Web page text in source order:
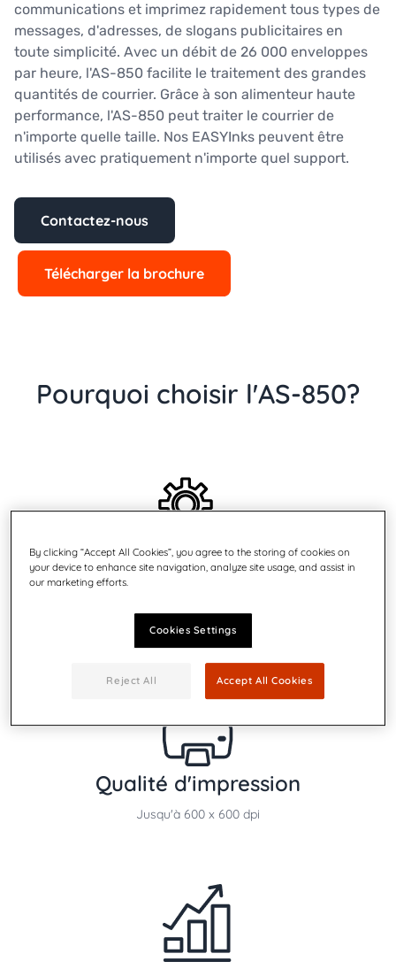
communications et imprimez rapidement tous types de
messages, d'adresses, de slogans publicitaires en
toute simplicité. Avec un débit de 26 000 enveloppes
par heure, l'AS-850 facilite le traitement des grandes
quantités de courrier. Grâce à son alimenteur haute
performance, l'AS-850 peut traiter le courrier de
n'importe quelle taille. Nos EASYInks peuvent être
utilisés avec pratiquement n'importe quel support.
Contactez-nous
Télécharger la brochure
Pourquoi choisir l'AS-850?
Performances
cartes postales par heure
Qualité d'impression
Jusqu'à 600 x 600 dpi
By clicking “Accept All Cookies”, you agree to the storing of cookies on
your device to enhance site navigation, analyze site usage, and assist in
our marketing efforts.
Cookies Settings
Reject All Accept All Cookies